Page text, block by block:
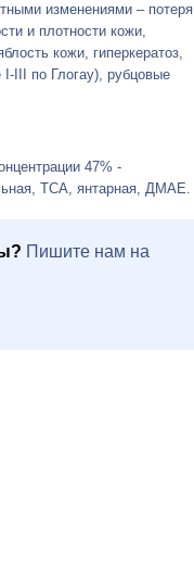
изменениями – потеря
и плотности кожи,
кожи, гиперкератоз,
I-III
по Глогау), рубцовые
47% -
ТСА, янтарная, ДМАЕ.
Пишите нам на